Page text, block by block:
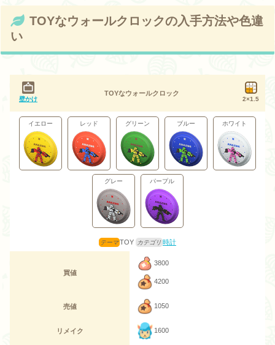
TOYなウォールクロックの入手方法や色違
い
壁かけ
TOYなウォールクロック
2×1.5
イエロー レッド グリーン ブルー ホワイト
グレー パープル
TOY 時計
買値
3800
4200
売値 1050
リメイク 1600